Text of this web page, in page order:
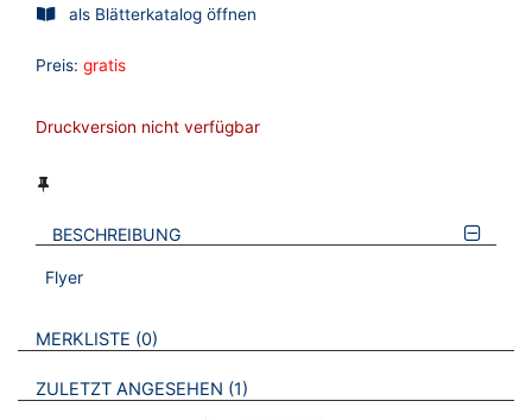
als Blätterkatalog öffnen
Preis: gratis
Druckversion nicht verfügbar
BESCHREIBUNG
Flyer
VERWEISE AUF VERMERKTE- ODER ZULETZT ANGESEHENE
MERKLISTE 0 BROSCHÜREN
ZULETZT ANGESEHEN 1 BROSCHÜREN